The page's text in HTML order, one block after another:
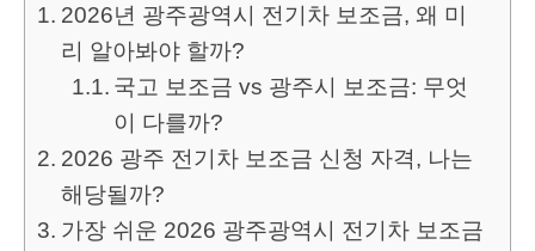
2026년 광주광역시 전기차 보조금, 왜 미
리 알아봐야 할까?
국고 보조금 vs 광주시 보조금: 무엇
이 다를까?
2026 광주 전기차 보조금 신청 자격, 나는
해당될까?
가장 쉬운 2026 광주광역시 전기차 보조금